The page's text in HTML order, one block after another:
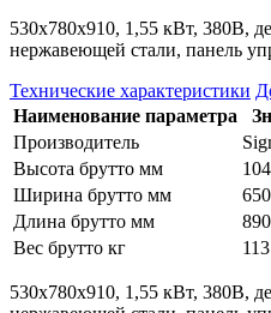
530х780x910, 1,55 кВт, 380В,
нержавеющей стали, панель
Технические характеристики
Наименование параметра
Производитель
Высота брутто мм
Ширина брутто мм
650
Длина брутто мм
890
Вес брутто кг
113
530х780x910, 1,55 кВт, 380В,